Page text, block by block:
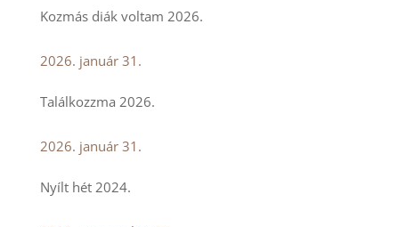
Kozmás diák voltam 2026.
2026. január 31.
Találkozzma 2026.
2026. január 31.
Nyílt hét 2024.